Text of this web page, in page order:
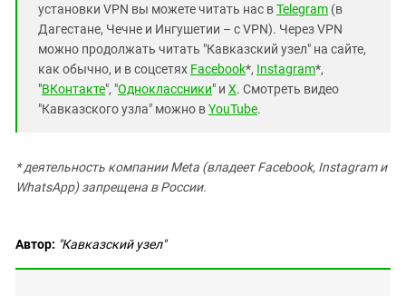
установки VPN вы можете читать нас вTelegram (в
Дагестане, Чечне и Ингушетии – с VPN). Через VPN
можно продолжать читать "Кавказский узел" на сайте,
как обычно, и в соцсетях Facebook*, Instagram*,
"ВКонтакте", "Одноклассники" и X. Смотреть видео
"Кавказского узла" можно вYouTube.
* деятельность компании Meta (владеет Facebook, Instagram и
WhatsApp) запрещена в России.
Автор: "Кавказский узел"